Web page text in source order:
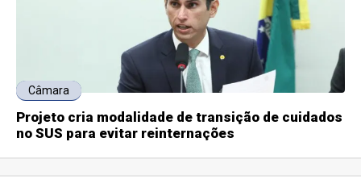
Câmara
Projeto cria modalidade de transição de cuidados
no SUS para evitar reinternações